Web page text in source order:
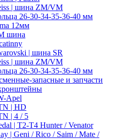
| шина ZM/VM
26-30-34-35-36-40 мм
12мм
шина
| шина SR
| шина ZM/VM
26-30-34-35-36-40 мм
запасные и запчасти
Apel
| HD
| 4 / 5
| T2-T4 Hunter / Venator
| Geni / Rico / Saim / Mate /